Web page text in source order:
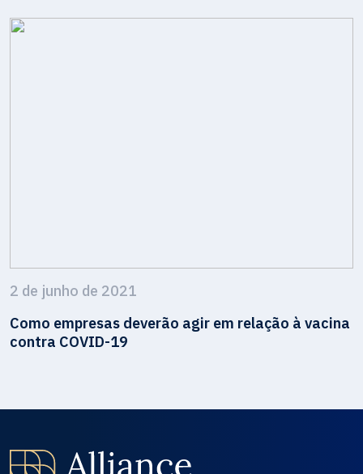
2 de junho de 2021
Como empresas deverão agir em relação à vacina
contra COVID-19